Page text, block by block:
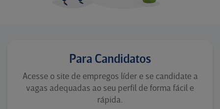
Para Candidatos
Acesse o site de empregos líder e se candidate a
vagas adequadas ao seu perfil de forma fácil e
rápida.